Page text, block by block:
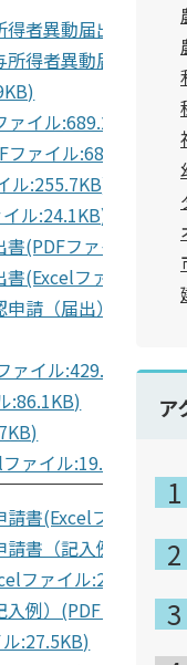
者異動届出書(PDF
得者異動届出書
イル:689.2KB)
ァイル:688.6KB)
ル:255.7KB)
ル:24.1KB)
(PDFファイル
(Excelファイル
請（届出）書（様
ァイル:429.4KB)
:86.1KB)
ァイル:19.8KB)
書(Excelファイル
書（記入例）(PDF
ファイル:26.9KB)
例）(PDFファイル
:27.5KB)
ア